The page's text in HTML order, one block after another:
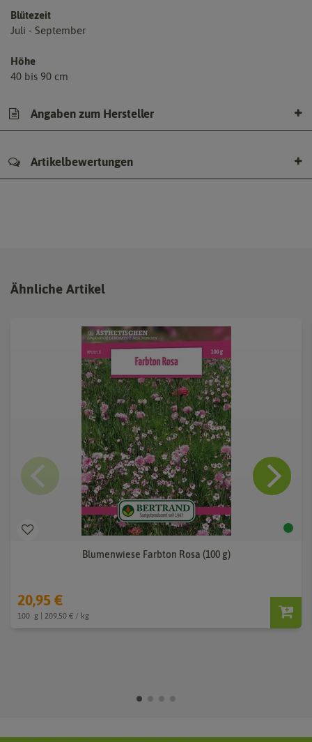
Blütezeit
Juli - September
Höhe
40 bis 90 cm
Angaben zum Hersteller
Artikelbewertungen
Ähnliche Artikel
Blumenwiese Farbton Rosa (100 g)
20,95 €
100 g | 209,50 € / kg